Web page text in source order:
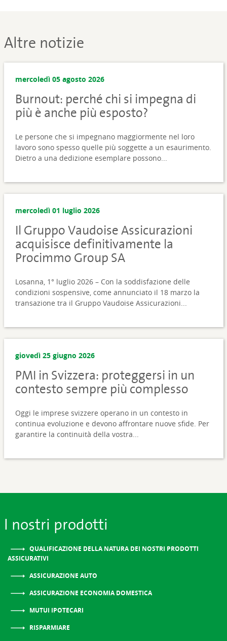
Altre notizie
mercoledì 05 agosto 2026
Burnout: perché chi si impegna di
più è anche più esposto?
Le persone che si impegnano maggiormente nel loro
lavoro sono spesso quelle più soggette a un esaurimento.
Dietro a una dedizione esemplare possono...
mercoledì 01 luglio 2026
Il Gruppo Vaudoise Assicurazioni
acquisisce definitivamente la
Procimmo Group SA
Losanna, 1° luglio 2026 – Con la soddisfazione delle
condizioni sospensive, come annunciato il 18 marzo la
transazione tra il Gruppo Vaudoise Assicurazioni...
giovedì 25 giugno 2026
PMI in Svizzera: proteggersi in un
contesto sempre più complesso
Oggi le imprese svizzere operano in un contesto in
continua evoluzione e devono affrontare nuove sfide. Per
garantire la continuità della vostra...
I nostri prodotti
QUALIFICAZIONE DELLA NATURA DEI NOSTRI PRODOTTI
ASSICURATIVI
ASSICURAZIONE AUTO
ASSICURAZIONE ECONOMIA DOMESTICA
MUTUI IPOTECARI
RISPARMIARE